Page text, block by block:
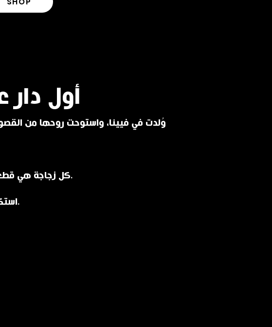
أول
وُلدت في فيينا، واستوحت روحها من القصور
كل زجاجة هي قطعة فنية فييناوية تحمل طابع القصور ورفاهيتها.
استكشف عطر فيينا… استكشف إنهيل.